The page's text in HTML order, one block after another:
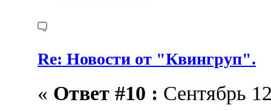
Re: Новости от "Квингруп".
« Ответ #10 : Сентябрь